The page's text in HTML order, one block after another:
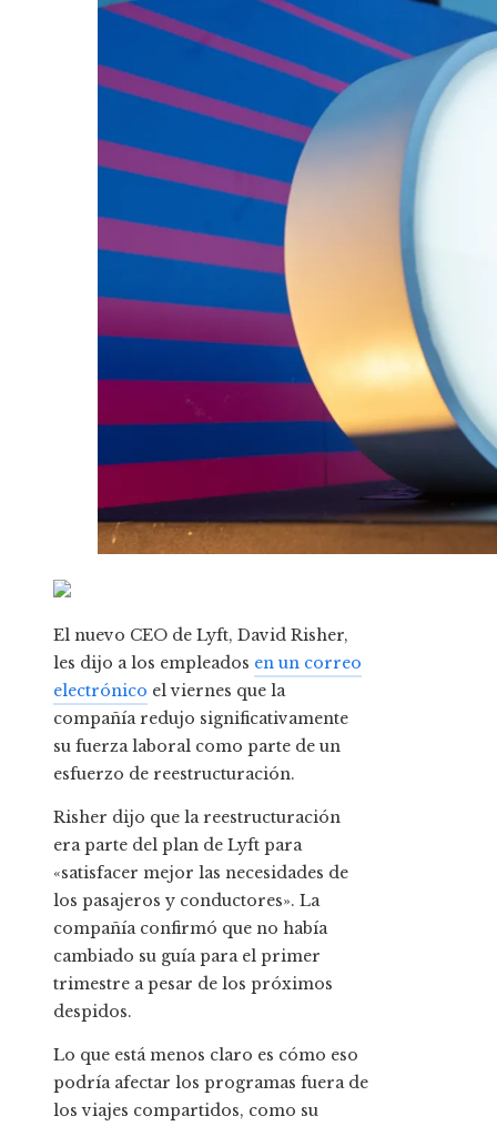
El nuevo CEO de Lyft, David Risher,
les dijo a los empleados en un correo
electrónico el viernes que la
compañía redujo significativamente
su fuerza laboral como parte de un
esfuerzo de reestructuración.
Risher dijo que la reestructuración
era parte del plan de Lyft para
«satisfacer mejor las necesidades de
los pasajeros y conductores». La
compañía confirmó que no había
cambiado su guía para el primer
trimestre a pesar de los próximos
despidos.
Lo que está menos claro es cómo eso
podría afectar los programas fuera de
los viajes compartidos, como su